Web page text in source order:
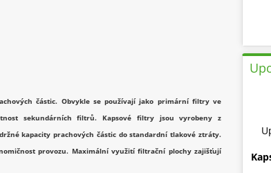
částic. Obvykle se používají jako primární filtry ve
sekundárních filtrů. Kapsové filtry jsou vyrobeny z
kapacity prachových částic do standardní tlakové ztráty.
provozu. Maximální využití filtrační plochy zajišťují